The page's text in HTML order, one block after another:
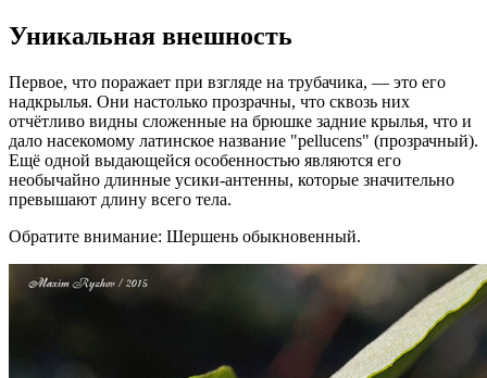
Уникальная внешность
Первое, что поражает при взгляде на трубачика, — это его
надкрылья. Они настолько прозрачны, что сквозь них
отчётливо видны сложенные на брюшке задние крылья, что и
дало насекомому латинское название "pellucens" (прозрачный).
Ещё одной выдающейся особенностью являются его
необычайно длинные усики-антенны, которые значительно
превышают длину всего тела.
Обратите внимание: Шершень обыкновенный.